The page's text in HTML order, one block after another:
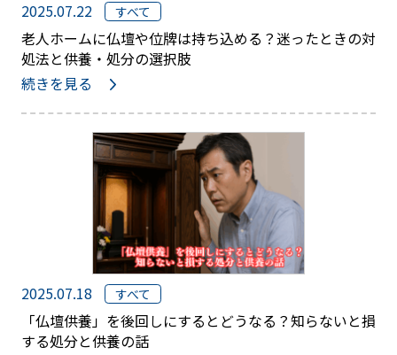
2025.07.22 すべて
老人ホームに仏壇や位牌は持ち込める？迷ったときの対
処法と供養・処分の選択肢
続きを見る
2025.07.18 すべて
「仏壇供養」を後回しにするとどうなる？知らないと損
する処分と供養の話